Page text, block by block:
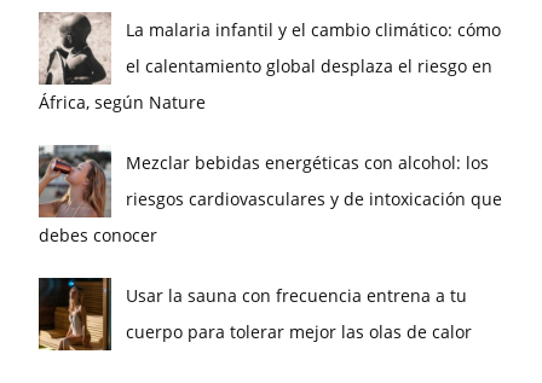
La malaria infantil y el cambio climático: cómo
el calentamiento global desplaza el riesgo en
África, según Nature
Mezclar bebidas energéticas con alcohol: los
riesgos cardiovasculares y de intoxicación que
debes conocer
Usar la sauna con frecuencia entrena a tu
cuerpo para tolerar mejor las olas de calor